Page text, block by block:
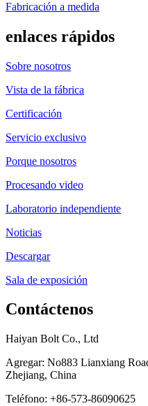
Fabricación a medida
enlaces rápidos
Sobre nosotros
Vista de la fábrica
Certificación
Servicio exclusivo
Porque nosotros
Procesando video
Laboratorio independiente
Noticias
Descargar
Sala de exposición
Contáctenos
Haiyan Bolt Co., Ltd
Agregar: No883 Lianxiang
Zhejiang, China
Teléfono: +86-573-86090625